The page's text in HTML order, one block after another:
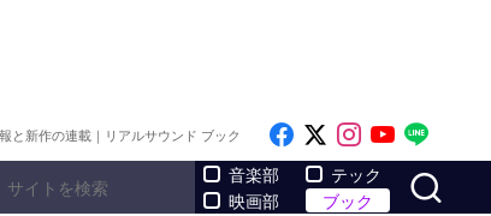
と新作の連載｜リアルサウンド ブック Like on Facebook
Follow on x
Follow on
Follow
音楽部
映画部
テック
ブック